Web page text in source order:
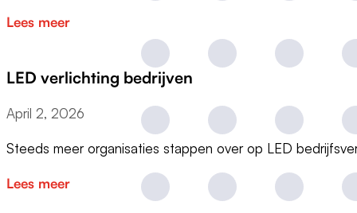
Lees meer
LED verlichting bedrijven
April 2, 2026
Steeds meer organisaties stappen over op LED
Lees meer